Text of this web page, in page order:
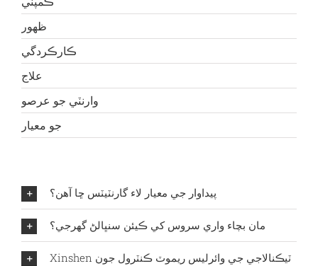
ظهور
ڪارڪردگي
علاج
وارنٽي جو عرصو
جو معيار
پيداوار جي معيار لاء گارنٽيٽس ڇا آهن؟
مان بچاء واري سروس کي ڪيئن سنڀالڻ گهرجي؟
Xinshen ٽيڪنالاجي جي وائرليس ريموٽ ڪنٽرول جون